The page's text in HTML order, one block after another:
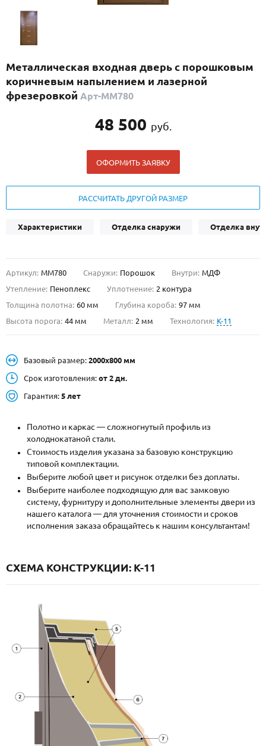
(29)
ПО НАЗНАЧЕНИЮ
О НАС
Металлические двери от производителя с доставкой и установкой в
Москве и МО
НАЙТИ:
+7 (495) 411-44-41
INFO@META-M.RU
ЗАПРОСИТЬ РАСЧЕТ
Каталог Распродажа Как купить
Записаться на замер
Металлическая входная дверь с порошковым
коричневым напылением и лазерной
фрезеровкой Арт-ММ780
48 500 руб.
ОФОРМИТЬ ЗАЯВКУ
РАССЧИТАТЬ ДРУГОЙ РАЗМЕР
Характеристики Отделка снаружи Отделка
Артикул: ММ780 Снаружи: Порошок Внутри: МДФ
Утепление: Пеноплекс Уплотнение: 2 контура
Толщина полотна: 60 мм Глубина короба: 97 мм
Высота порога: 44 мм Металл: 2 мм Технология: K-11
Базовый размер: 2000х800 мм
Срок изготовления: от 2 дн.
Гарантия: 5 лет
Полотно и каркас — сложногнутый профиль из
холоднокатаной стали.
Стоимость изделия указана за базовую конструкцию
типовой комплектации.
Выберите любой цвет и рисунок отделки без доплаты.
Выберите наиболее подходящую для вас замковую
систему, фурнитуру и дополнительные элементы двери из
нашего каталога — для уточнения стоимости и сроков
исполнения заказа обращайтесь к нашим консультантам!
СХЕМА КОНСТРУКЦИИ: K-11